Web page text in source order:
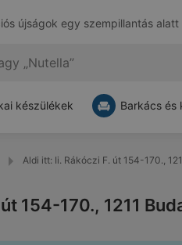
újságok egy szempillantás alatt
készülékek Barkács és
Aldi itt: Ii. Rákóczi F. út 154-170.,
154-170., 1211